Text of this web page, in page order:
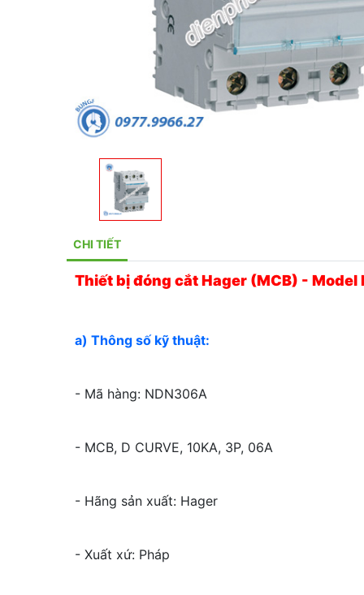
CHI TIẾT
Thiết bị đóng cắt Hager (MCB) - Model
a) Thông số kỹ thuật:
- Mã hàng: NDN306A
- MCB, D CURVE, 10KA, 3P, 06A
- Hãng sản xuất: Hager
- Xuất xứ: Pháp